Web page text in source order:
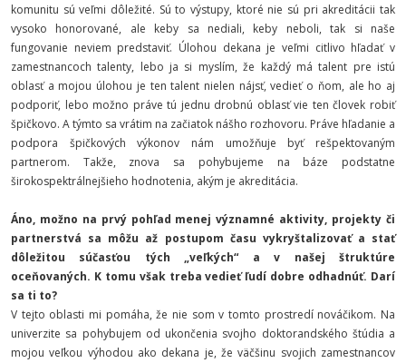
komunitu sú veľmi dôležité. Sú to výstupy, ktoré nie sú pri akreditácii tak
vysoko honorované, ale keby sa nediali, keby neboli, tak si naše
fungovanie neviem predstaviť. Úlohou dekana je veľmi citlivo hľadať v
zamestnancoch talenty, lebo ja si myslím, že každý má talent pre istú
oblasť a mojou úlohou je ten talent nielen nájsť, vedieť o ňom, ale ho aj
podporiť, lebo možno práve tú jednu drobnú oblasť vie ten človek robiť
špičkovo. A týmto sa vrátim na začiatok nášho rozhovoru. Práve hľadanie a
podpora špičkových výkonov nám umožňuje byť rešpektovaným
partnerom. Takže, znova sa pohybujeme na báze podstatne
širokospektrálnejšieho hodnotenia, akým je akreditácia.
Áno, možno na prvý pohľad menej významné aktivity, projekty či
partnerstvá sa môžu až postupom času vykryštalizovať a stať
dôležitou súčasťou tých „veľkých“ a v našej štruktúre
oceňovaných. K tomu však treba vedieť ľudí dobre odhadnúť. Darí
sa ti to?
V tejto oblasti mi pomáha, že nie som v tomto prostredí nováčikom. Na
univerzite sa pohybujem od ukončenia svojho doktorandského štúdia a
mojou veľkou výhodou ako dekana je, že väčšinu svojich zamestnancov